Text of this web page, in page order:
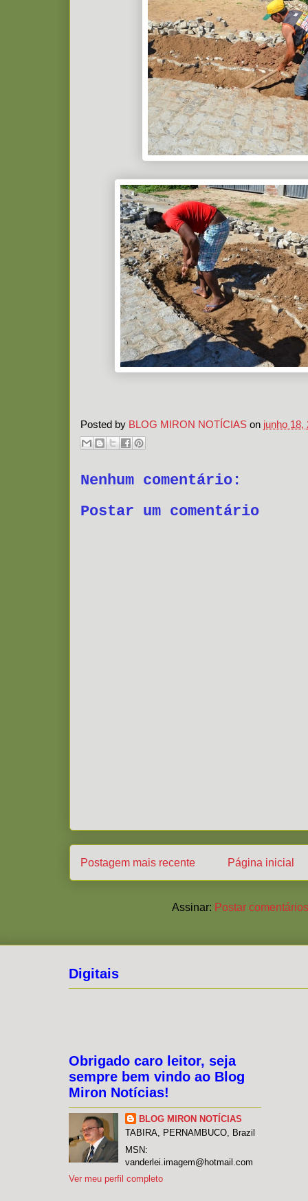
Posted by BLOG MIRON NOTÍCIAS on junho 18,
Nenhum comentário:
Postar um comentário
Postagem mais recente Página inicial
Assinar: Postar
Digitais
Obrigado caro leitor, seja
sempre bem vindo ao Blog
Miron Notícias!
BLOG MIRON NOTÍCIAS
TABIRA, PERNAMBUCO, Brazil
MSN:
vanderlei.imagem@hotmail.com
Ver meu perfil completo